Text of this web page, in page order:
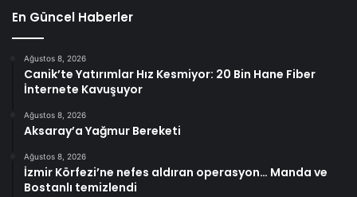
En Güncel Haberler
Ağustos 8, 2026
Canik’te Yatırımlar Hız Kesmiyor: 20 Bin Hane Fiber
İnternete Kavuşuyor
Ağustos 8, 2026
Aksaray’a Yağmur Bereketi
Ağustos 8, 2026
İzmir Körfezi’ne nefes aldıran operasyon… Manda ve
Bostanlı temizlendi